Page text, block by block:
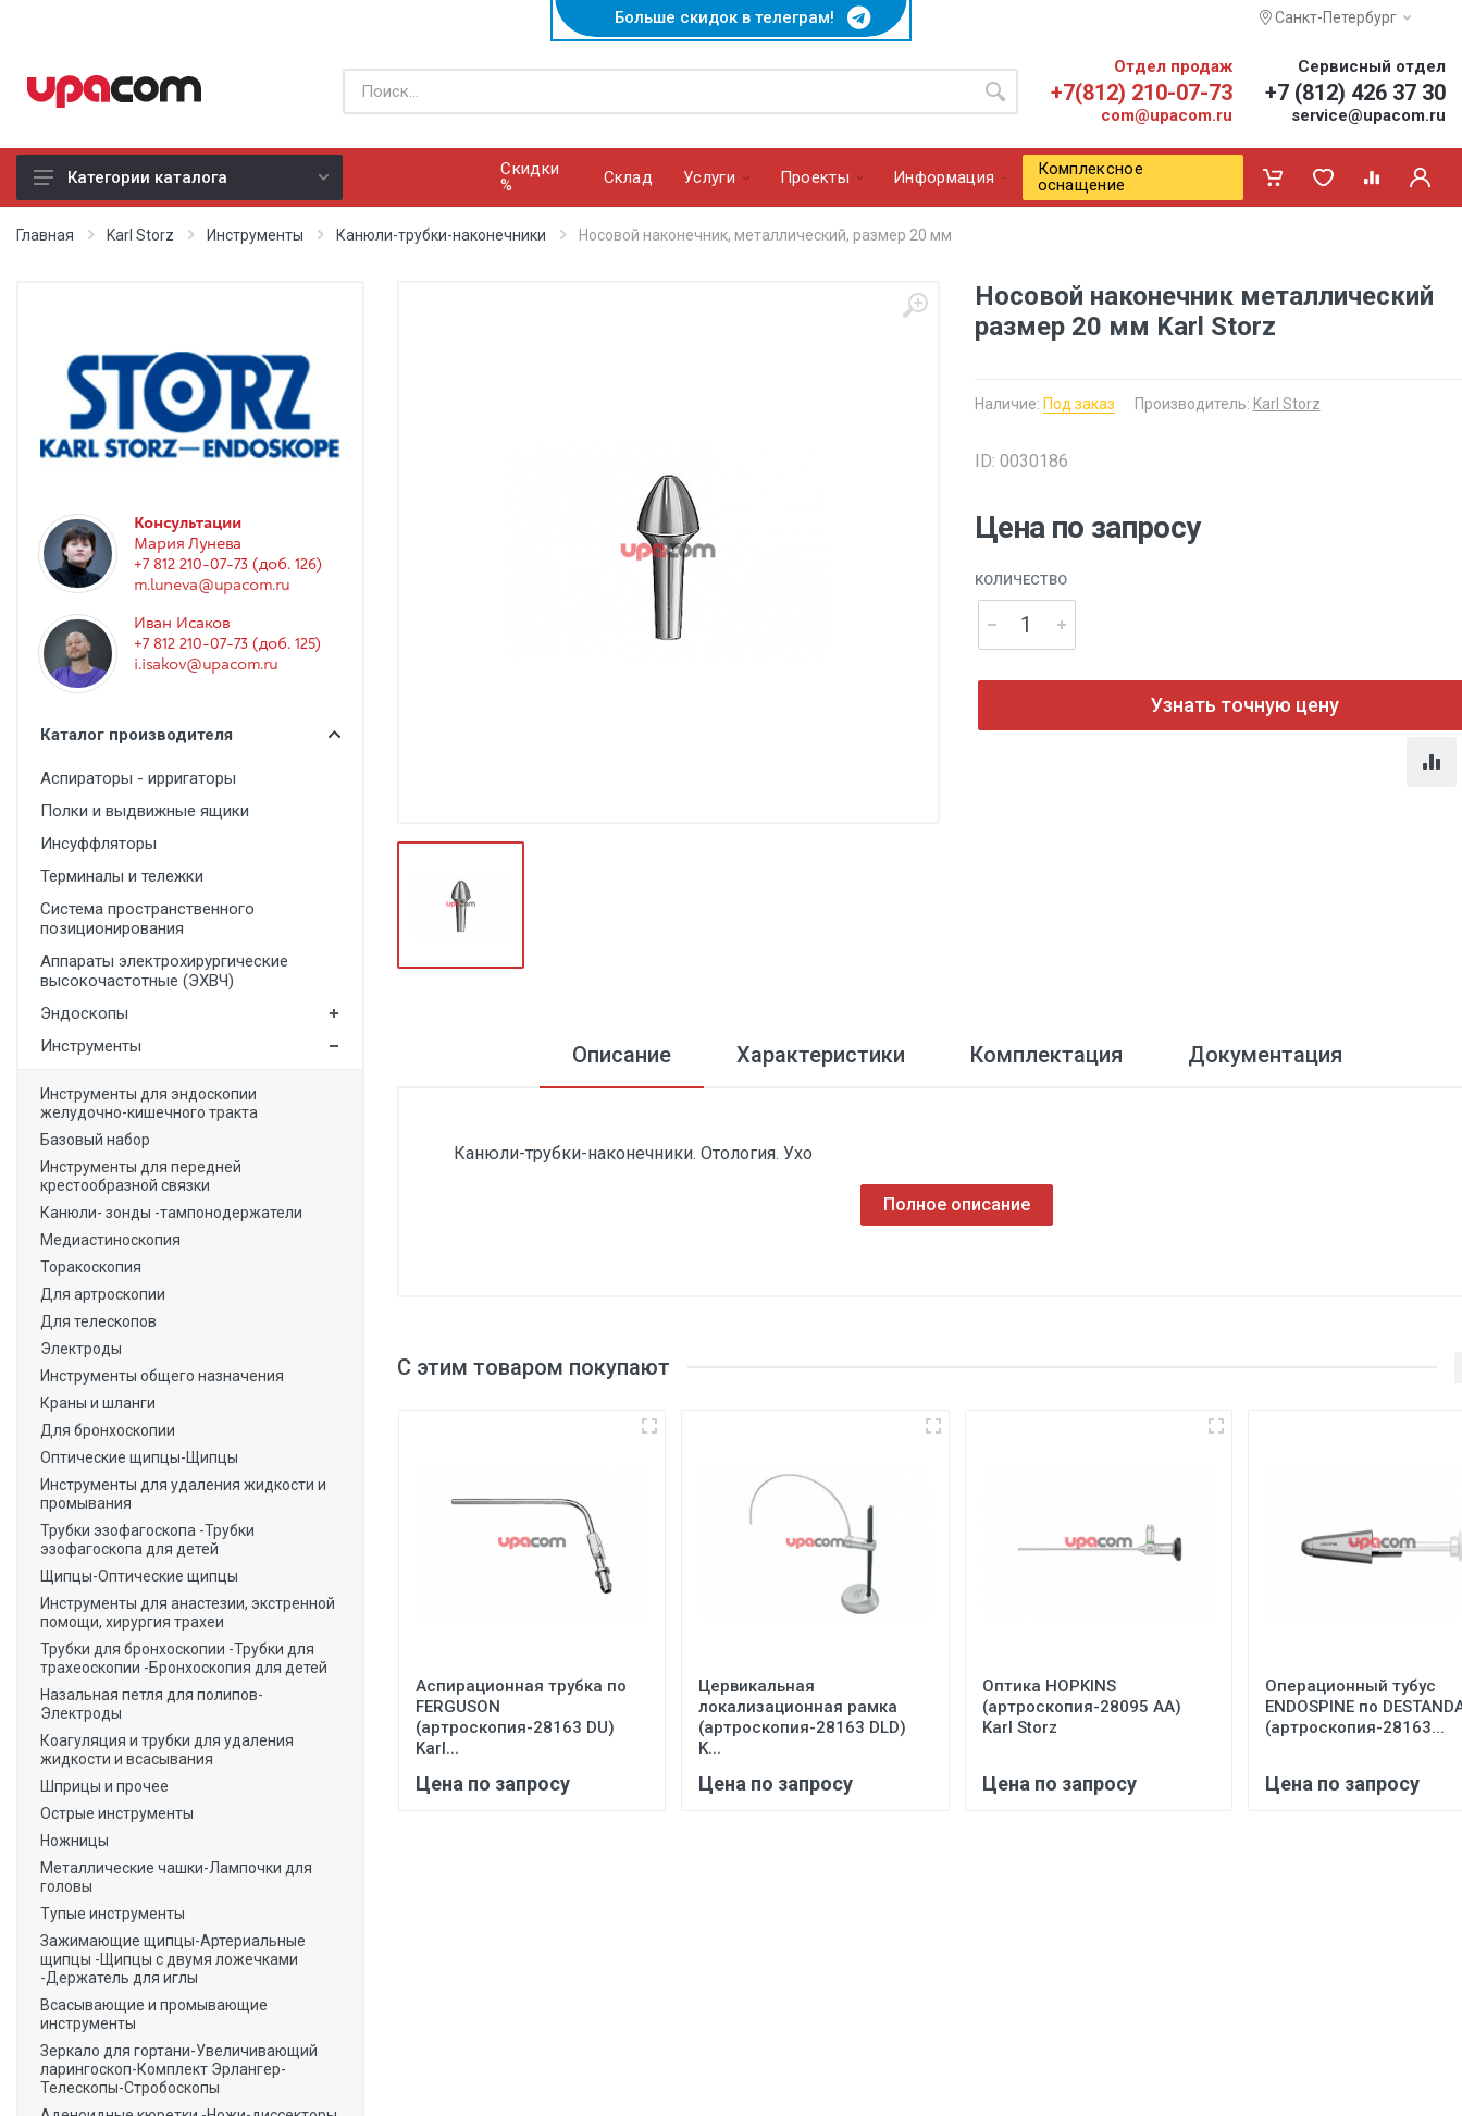
Больше скидок в телеграм! Санкт-Петербург
Отдел продаж
+7(812) 210-07-73
com@upacom.ru
Сервисный отдел
+7 (812) 426 37 30
service@upacom.ru
Б/У оборудование
Реанимация
Неонатология
Хирургия
Эндоскопия
Функциональная диагностика
Урология
Дезинфекция и стерилизация
Расходные материалы
Оториноларингология
Вспомогательное оборудование
Ветеринария
Стоматологическое оборудование
Лабораторное оборудование
Прачечное оборудование
Медицинские мониторы
Ортопедические товары
Косметология
Категории каталога
Скидки
%
Cклад Услуги Проекты Информация
Комплексное
оснащение
Главная Karl Storz Инструменты Канюли-трубки-наконечники Носовой наконечник, металлический, размер 20 мм
Консультации
Мария Лунева
+7 812 210-07-73 (доб. 126)
m.luneva@upacom.ru
Иван Исаков
+7 812 210-07-73 (доб. 125)
i.isakov@upacom.ru
Каталог производителя
Аспираторы - ирригаторы
Полки и выдвижные ящики
Инсуффляторы
Терминалы и тележки
Система пространственного
позиционирования
Аппараты электрохирургические
высокочастотные (ЭХВЧ)
Эндоскопы
Инструменты
Инструменты для эндоскопии
желудочно-кишечного тракта
Базовый набор
Инструменты для передней
крестообразной связки
Канюли- зонды -тампонодержатели
Медиастиноскопия
Торакоскопия
Для артроскопии
Для телескопов
Электроды
Инструменты общего назначения
Краны и шланги
Для бронхоскопии
Оптические щипцы-Щипцы
Инструменты для удаления жидкости и
промывания
Трубки эзофагоскопа -Трубки
эзофагоскопа для детей
Щипцы-Оптические щипцы
Инструменты для анастезии, экстренной
помощи, хирургия трахеи
Трубки для бронхоскопии -Трубки для
трахеоскопии -Бронхоскопия для детей
Назальная петля для полипов-
Электроды
Коагуляция и трубки для удаления
жидкости и всасывания
Шприцы и прочее
Острые инструменты
Ножницы
Металлические чашки-Лампочки для
головы
Тупые инструменты
Зажимающие щипцы-Артериальные
щипцы -Щипцы с двумя ложечками
-Держатель для иглы
Всасывающие и промывающие
инструменты
Зеркало для гортани-Увеличивающий
ларингоскоп-Комплект Эрлангер-
Телескопы-Стробоскопы
Носовой наконечник металлический
размер 20 мм Karl Storz
Наличие: Под заказ Производитель: Karl Storz
ID: 0030186
Цена по запросу
КОЛИЧЕСТВО
Узнать точную цену
Описание Характеристики Комплектация Документация
Канюли-трубки-наконечники. Отология. Ухо
Полное описание
С этим товаром покупают
Аспирационная трубка по
FERGUSON
(артроскопия-28163 DU)
Karl...
Цена по запросу
Цервикальная
локализационная рамка
(артроскопия-28163 DLD)
K...
Цена по запросу
Оптика HOPKINS
(артроскопия-28095 АА)
Karl Storz
Цена по запросу
Операционный тубус
ENDOSPINE по
(артроскопия-28163...
Цена по запросу